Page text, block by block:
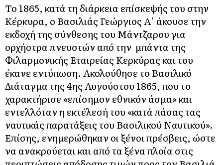
Το 1865, κατά τη διάρκεια επίσκεψής του στην
Κέρκυρα, ο Βασιλιάς Γεώργιος Α’ άκουσε την
εκδοχή της σύνθεσης του Μάντζαρου για
ορχήστρα πνευστών από την μπάντα της
Φιλαρμονικής Εταιρείας Κερκύρας και του
έκανε εντύπωση. Ακολούθησε το Βασιλικό
Διάταγμα της 4ης Αυγούστου 1865, που το
χαρακτήρισε «επίσημον εθνικόν άσμα» και
εντελλόταν η εκτέλεσή του «κατά πάσας τας
ναυτικάς παρατάξεις του Βασιλικού Ναυτικού».
Επίσης, ενημερώθηκαν οι ξένοι πρέσβεις, ώστε
να ανακρούεται και από τα ξένα πλοία στις